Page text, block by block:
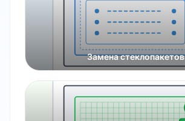
Замена стеклопакетов